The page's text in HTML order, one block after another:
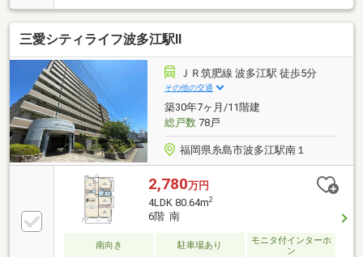
所まで徒歩８分前原商店街まで徒歩５分前原商店街ま
で徒歩５分敷地内駐車場確保最寄りの筑前前原駅は天
神・博多まで一本で行けるので通学、通勤にも便利と
なっております♪保育園、幼稚園も徒歩5分圏内にある
のでお子様がまだ小さい方にもおすすめの物件となっ
ております！！さらに、ペット飼育が可能な物件とな
っておりますので既に飼われている方や、これから飼
いたい方にもぴったりの物件となっております♪
三愛シティライフ波多江駅Ⅱ
ＪＲ筑肥線 波多江駅 徒歩5分
その他の交通
築30年7ヶ月/11階建
総戸数78戸
福岡県糸島市波多江駅南１
2,780万円
4LDK 80.64m2
6階 南
南向き 駐車場あり
モニタ付インターホ
ン